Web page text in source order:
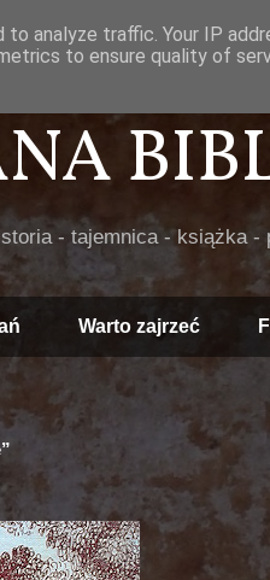
- tajemnica - książka
Warto zajrzeć
analyze traffic. Your IP
to ensure quality of